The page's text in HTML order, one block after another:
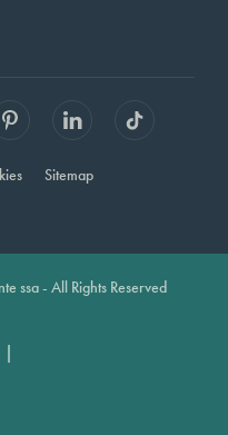
Sitemap
ssa - All Rights Reserved
|